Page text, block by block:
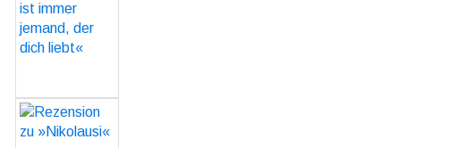
immer jemand,
der dich liebt«
Rezension zu
»Nikolausi«